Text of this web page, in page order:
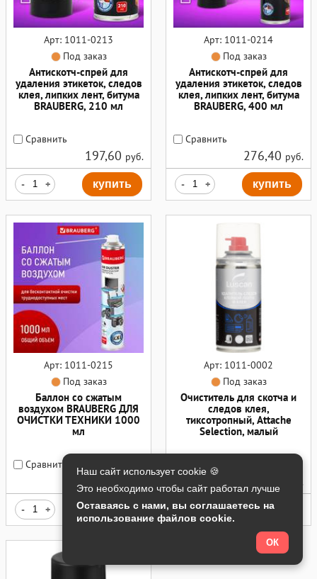
Арт: 1011-0213
Под заказ
Антискотч-спрей для
удаления этикеток, следов
клея, липких лент, битума
BRAUBERG, 210 мл
Сравнить
197,60 руб.
- + купить
Арт: 1011-0214
Под заказ
Антискотч-спрей для
удаления этикеток, следов
клея, липких лент, битума
BRAUBERG, 400 мл
Сравнить
276,40 руб.
- + купить
Арт: 1011-0215
Под заказ
Баллон со сжатым
воздухом BRAUBERG ДЛЯ
ОЧИСТКИ ТЕХНИКИ 1000
мл
Сравнить
268,40
- + купить
Арт: 1011-0002
Под заказ
Очиститель для скотча и
следов клея,
тиксотропный, Attache
Selection, малый
руб.
- + купить
Наш сайт использует cookie 🍪
Это необходимо чтобы сайт работал лучше
Оставаясь с нами, вы соглашаетесь на
использование файлов cookie.
ОК